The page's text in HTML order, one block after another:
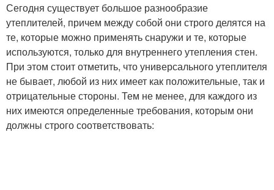
Сегодня существует большое разнообразие
утеплителей, причем между собой они строго делятся на
те, которые можно применять снаружи и те, которые
используются, только для внутреннего утепления стен.
При этом стоит отметить, что универсального утеплителя
не бывает, любой из них имеет как положительные, так и
отрицательные стороны. Тем не менее, для каждого из
них имеются определенные требования, которым они
должны строго соответствовать: